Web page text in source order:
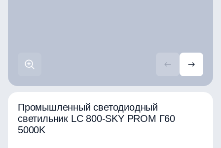
Промышленный светодиодный
светильник LC 800-SKY PROM Г60
5000K